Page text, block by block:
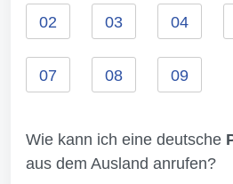
02 03 04
07 08 09
Wie kann ich eine deutsche
aus dem Ausland anrufen?